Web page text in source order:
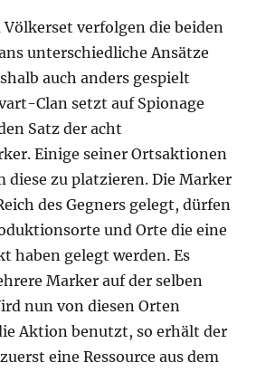
Völkerset verfolgen die beiden
unterschiedliche Ansätze
auch anders gespielt
Clan setzt auf Spionage
Satz der acht
Einige seiner Ortsaktionen
diese zu platzieren. Die Marker
des Gegners gelegt, dürfen
und Orte die eine
haben gelegt werden. Es
Marker auf der selben
nun von diesen Orten
Aktion benutzt, so erhält der
eine Ressource aus dem